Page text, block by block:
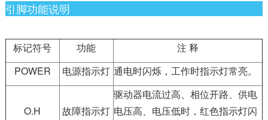
引脚功能说明
标记符号 功能
注 释
POWER
电源指示灯 通电时闪烁，工作时指示灯常亮。
O.H 故障指示灯
驱动器电流过高、相位开路、供电
电压高、电压低时，红色指示灯闪